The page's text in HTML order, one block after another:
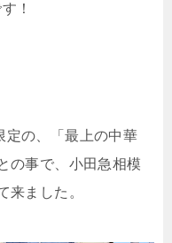
！
定の、「最上の中華
の事で、小田急相模
来ました。